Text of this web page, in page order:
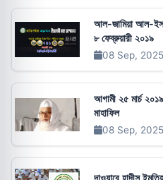
আল-জামিয়া আল-
৮ ফেব্রুয়ারী ২০১৯
08 Sep, 2025
আগামী ২৫ মার্চ
মাহাফিল
08 Sep, 2025